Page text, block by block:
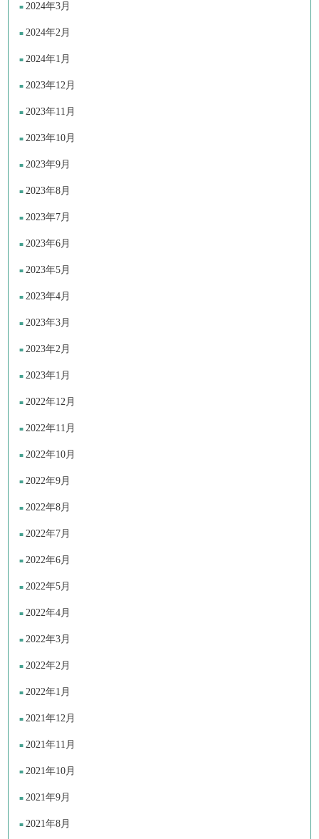
2024年3月
2024年2月
2024年1月
2023年12月
2023年11月
2023年10月
2023年9月
2023年8月
2023年7月
2023年6月
2023年5月
2023年4月
2023年3月
2023年2月
2023年1月
2022年12月
2022年11月
2022年10月
2022年9月
2022年8月
2022年7月
2022年6月
2022年5月
2022年4月
2022年3月
2022年2月
2022年1月
2021年12月
2021年11月
2021年10月
2021年9月
2021年8月